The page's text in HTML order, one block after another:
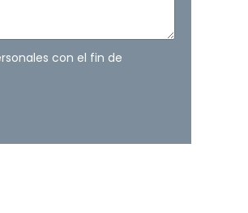
con el fin de